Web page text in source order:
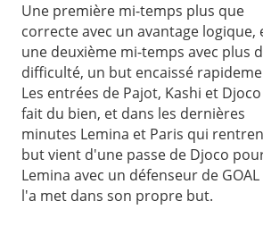
Une première mi-temps plus que
correcte avec un avantage logique,
une deuxième mi-temps avec plus
difficulté, un but encaissé
Les entrées de Pajot, Kashi et
fait du bien, et dans les dernières
minutes Lemina et Paris qui
but vient d'une passe de Djoco
Lemina avec un défenseur de
l'a met dans son propre but.